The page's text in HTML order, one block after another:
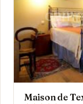
Maison de